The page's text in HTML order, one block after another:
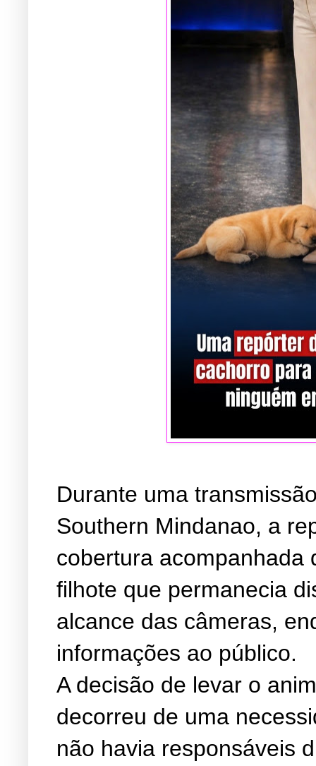
Durante uma
Southern Mindanao, a
cobertura acompanhada
filhote que permanecia
alcance das câmeras,
informações ao público.
A decisão de levar o
decorreu de uma
não havia responsáveis